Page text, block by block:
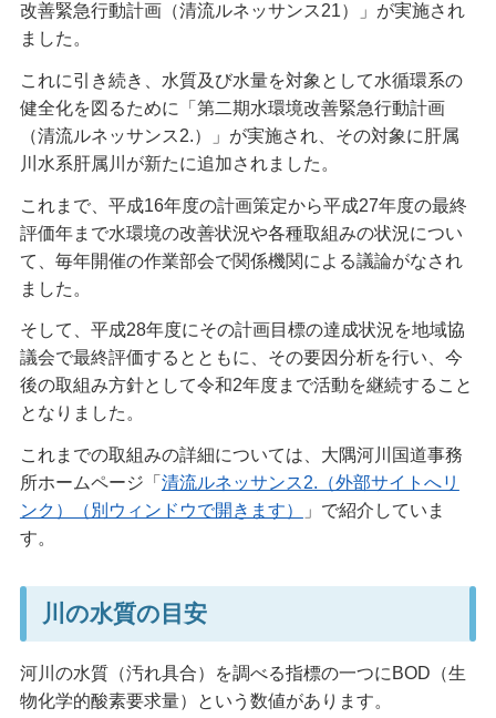
改善緊急行動計画（清流ルネッサンス21）」が実施され
ました。
これに引き続き、水質及び水量を対象として水循環系の
健全化を図るために「第二期水環境改善緊急行動計画
（清流ルネッサンス2.）」が実施され、その対象に肝属
川水系肝属川が新たに追加されました。
これまで、平成16年度の計画策定から平成27年度の最終
評価年まで水環境の改善状況や各種取組みの状況につい
て、毎年開催の作業部会で関係機関による議論がなされ
ました。
そして、平成28年度にその計画目標の達成状況を地域協
議会で最終評価するとともに、その要因分析を行い、今
後の取組み方針として令和2年度まで活動を継続すること
となりました。
これまでの取組みの詳細については、大隅河川国道事務
所ホームページ「 清流ルネッサンス2.（外部サイトへリ
ンク）（別ウィンドウで開きます）
」で紹介していま
す。
川の水質の目安
河川の水質（汚れ具合）を調べる指標の一つにBOD（生
物化学的酸素要求量）という数値があります。